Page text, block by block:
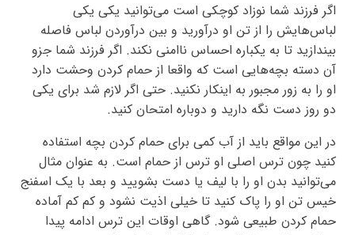
اگر فرزند شما نوزاد کوچکی است می‌توانید یکی یکی
لباس‌هایش را از تن او درآورید و بین درآوردن لباس فاصله
بیندازید تا به یکباره احساس ناامنی نکند. اگر فرزند شما جزو
آن دسته بچه‌هایی است که واقعا از حمام کردن وحشت دارد
او را به زور مجبور به اینکار نکنید. حتی اگر لازم شد برای یکی
دو روز دست نگه دارید و دوباره امتحان کنید.
در این مواقع باید از آب کمی برای حمام کردن بچه استفاده
کنید چون ترس اصلی او ترس از حمام است. به عنوان مثال
می‌توانید بدن او را با لیف یا دست بشویید و بعد با یک اسفنج
خیس تن او را پاک کنید تا خیلی اذیت نشود و کم کم آماده
حمام کردن طبیعی شود. گاهی اوقات این ترس ادامه پیدا